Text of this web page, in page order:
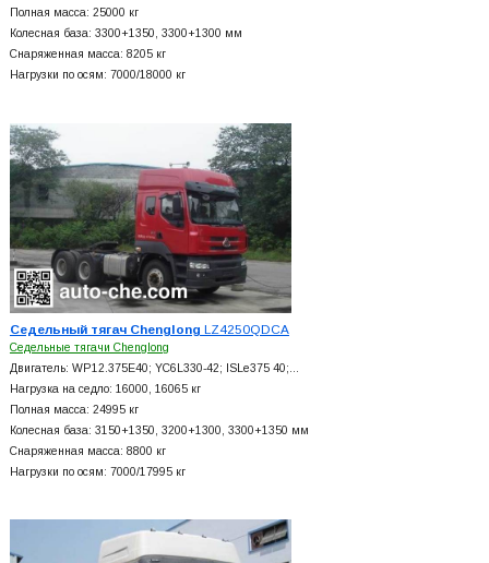
Полная масса: 25000 кг
Колесная база: 3300+1350, 3300+1300 мм
Снаряженная масса: 8205 кг
Нагрузки по осям: 7000/18000 кг
Седельный тягач Chenglong LZ4250QDCA
Седельные тягачи Chenglong
Двигатель: WP12.375E40; YC6L330-42; ISLe375 40;…
Нагрузка на седло: 16000, 16065 кг
Полная масса: 24995 кг
Колесная база: 3150+1350, 3200+1300, 3300+1350 мм
Снаряженная масса: 8800 кг
Нагрузки по осям: 7000/17995 кг